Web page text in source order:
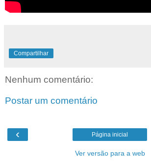
Compartilhar
Nenhum comentário:
Postar um comentário
‹ Página inicial
Ver versão para a web